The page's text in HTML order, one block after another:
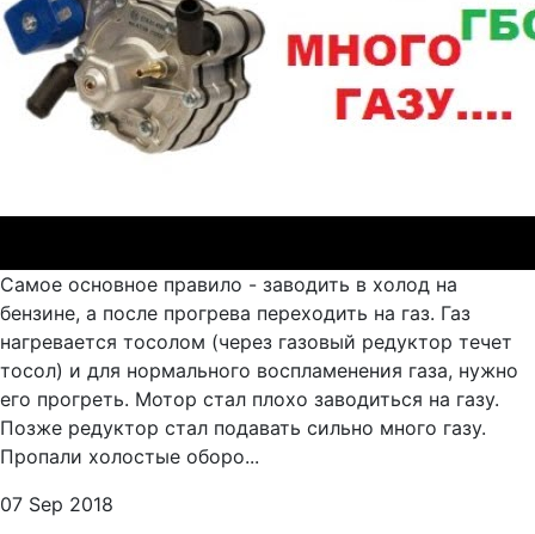
Самое основное правило - заводить в холод на
бензине, а после прогрева переходить на газ. Газ
нагревается тосолом (через газовый редуктор течет
тосол) и для нормального воспламенения газа, нужно
его прогреть. Мотор стал плохо заводиться на газу.
Позже редуктор стал подавать сильно много газу.
Пропали холостые оборо...
07 Sep 2018